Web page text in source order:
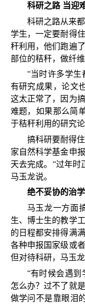
科研之路 当迎
科研之路从来
学生，一定要耐得
秆利用，他们跑遍
部位的秸秆，做纤
“当时许多学
有研究成果，论文
这太正常了，因为
难题，如果那么简
于秸秆利用的研究
搞科研要耐得
家自然科学基金申
天去完成。“过年时
马玉龙说。
绝不妥协的治
马玉龙一方面
生、博士生的教学
的日程都安排得满
各种申报国家级或
但对待科研，马玉龙
“有时候会遇到
怎么办？过不了就
做学问不是靠眼泪